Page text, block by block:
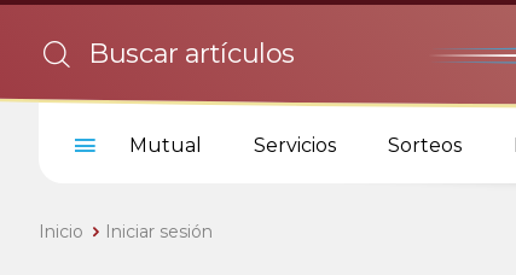
Mutual Servicios Sorteos
Inicio Iniciar sesión